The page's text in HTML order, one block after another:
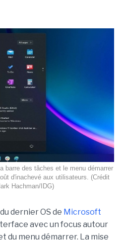
barre des tâches et le menu démarrer
d'inachevé aux utilisateurs. (Crédit
Hachman/IDG)
dernier OS de Microsoft
avec un focus autour
du menu démarrer. La mise